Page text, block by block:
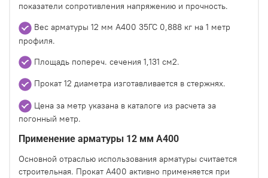
показатели сопротивления напряжению и прочность.
Вес арматуры 12 мм А400 35ГС 0,888 кг на 1 метр
профиля.
Площадь попереч. сечения 1,131 см2.
Прокат 12 диаметра изготавливается в стержнях.
Цена за метр указана в каталоге из расчета за
погонный метр.
Применение арматуры 12 мм А400
Основной отраслью использования арматуры считается
строительная. Прокат А400 активно применяется при